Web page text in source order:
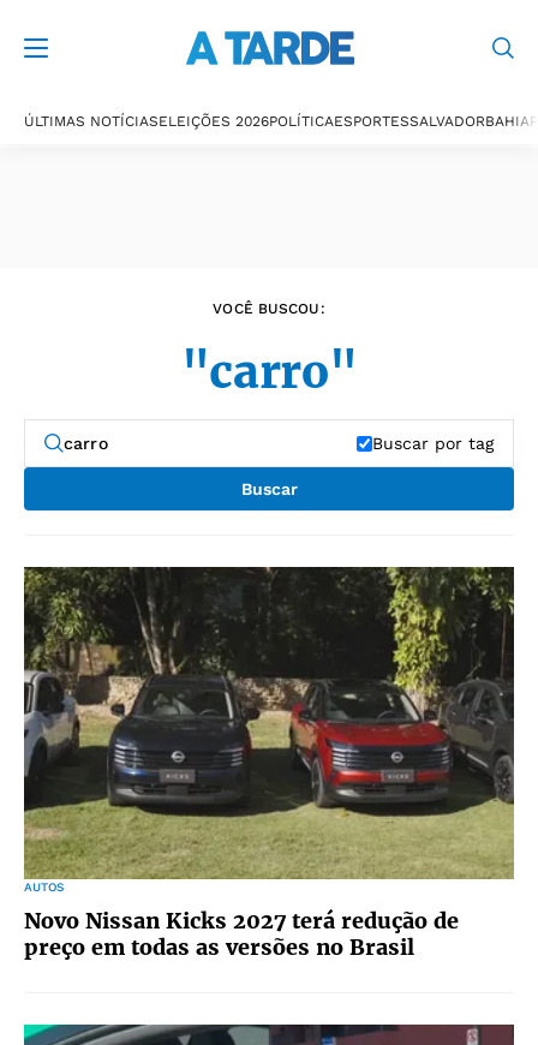
ÚLTIMAS NOTÍCIASELEIÇÕES 2026POLÍTICAESPORTESSALVADORBAHIA
VOCÊ BUSCOU:
"carro"
Buscar por tag
Buscar
AUTOS
Novo Nissan Kicks 2027 terá redução de
preço em todas as versões no Brasil